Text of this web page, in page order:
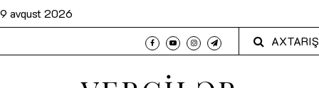
9 avqust 2026
AXTARIŞ